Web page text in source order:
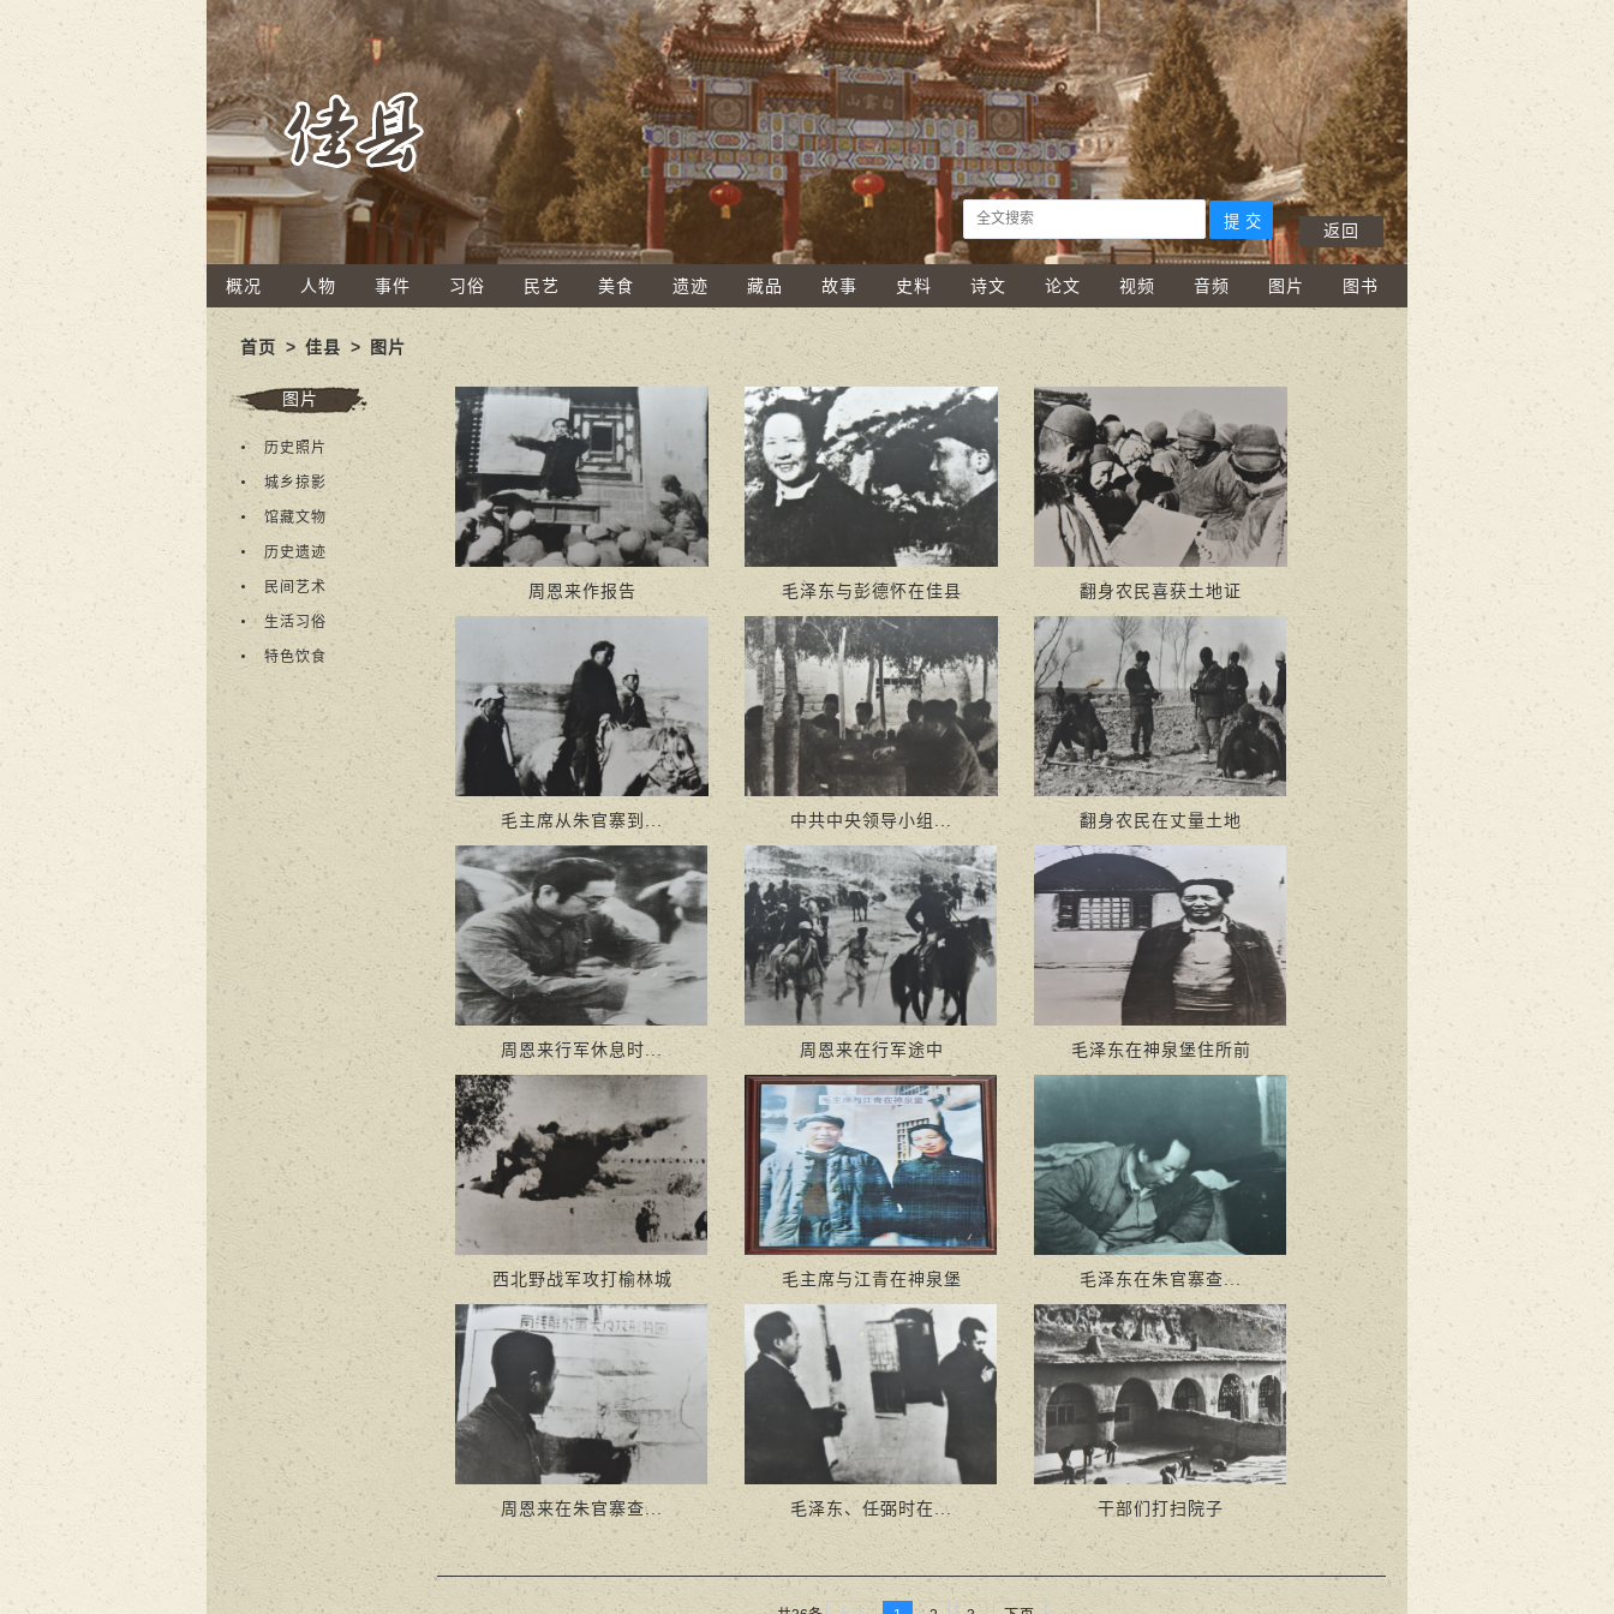
概况 人物 事件 习俗 民艺 美食 遗迹 藏品 故事 史料 诗文 论文 视频 音频 图片 图书
返回
首页 >佳县 > 图片
图片
历史照片
城乡掠影
馆藏文物
历史遗迹
民间艺术
生活习俗
特色饮食
周恩来作报告 毛泽东与彭德怀在佳县 翻身农民喜获土地证
毛主席从朱官寨到... 中共中央领导小组... 翻身农民在丈量土地
周恩来行军休息时... 周恩来在行军途中 毛泽东在神泉堡住所前
西北野战军攻打榆林城 毛主席与江青在神泉堡 毛泽东在朱官寨查...
周恩来在朱官寨查... 毛泽东、任弼时在... 干部们打扫院子